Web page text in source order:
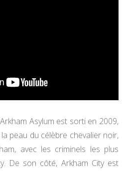
Asylum est sorti en 2009,
peau du célèbre chevalier noir,
avec les criminels les plus
De son côté, Arkham City est